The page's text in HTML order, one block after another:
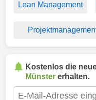
Lean Management
Kostenlos die
Münster erhalten.